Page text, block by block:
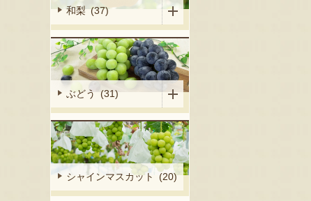
和梨 (37)
ぶどう (31)
シャインマスカット (20)